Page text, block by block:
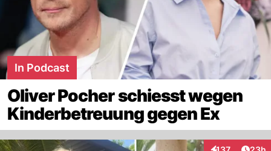
In Podcast
Oliver Pocher schiesst wegen
Kinderbetreuung gegen Ex